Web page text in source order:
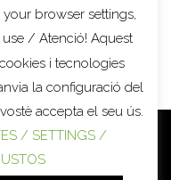
. All Rights
/ disseny web per
browser settings,
/ Atenció! Aquest
i tecnologies
la configuració del
accepta el seu ús.
/ SETTINGS /